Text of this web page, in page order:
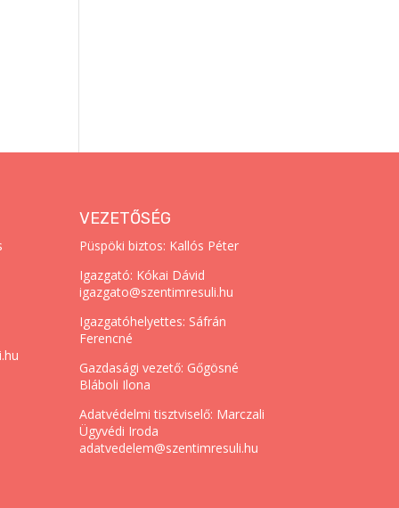
VEZETŐSÉG
Püspöki biztos: Kallós Péter
Igazgató: Kókai Dávid
igazgato@szentimresuli.hu
Igazgatóhelyettes: Sáfrán
Ferencné
Gazdasági vezető: Gőgösné
Bláboli Ilona
Adatvédelmi tisztviselő: Marczali
Ügyvédi Iroda
adatvedelem@szentimresuli.hu